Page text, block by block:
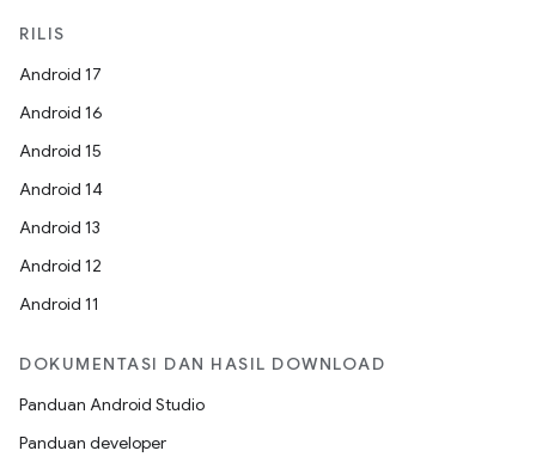
RILIS
Android 17
Android 16
Android 15
Android 14
Android 13
Android 12
Android 11
DOKUMENTASI DAN HASIL DOWNLOAD
Panduan Android Studio
Panduan developer